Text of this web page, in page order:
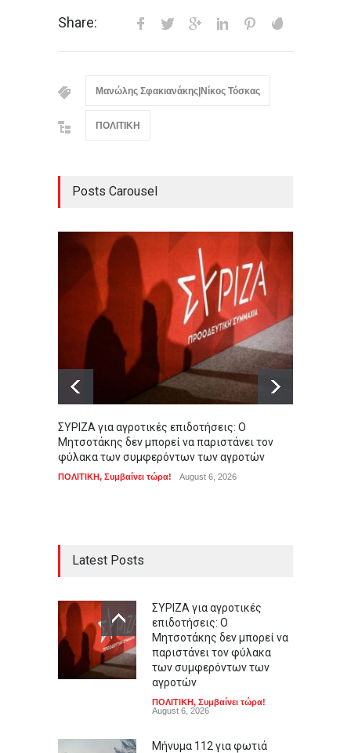
Share:
Μανώλης Σφακιανάκης|Νίκος Τόσκας
ΠΟΛΙΤΙΚΗ
Posts Carousel
ΣΥΡΙΖΑ για αγροτικές επιδοτήσεις: Ο
Μητσοτάκης δεν μπορεί να παριστάνει τον
φύλακα των συμφερόντων των αγροτών
ΠΟΛΙΤΙΚΗ, Συμβαίνει τώρα! August 6, 2026
Latest Posts
ΣΥΡΙΖΑ για αγροτικές
επιδοτήσεις: Ο
Μητσοτάκης δεν μπορεί να
παριστάνει τον φύλακα
των συμφερόντων των
αγροτών
ΠΟΛΙΤΙΚΗ, Συμβαίνει τώρα!
August 6, 2026
Μήνυμα 112 για φωτιά